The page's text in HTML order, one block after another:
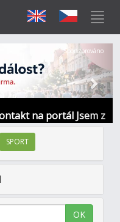
na portál Jsem z
Další
Sponzorováno
SPORT
OK